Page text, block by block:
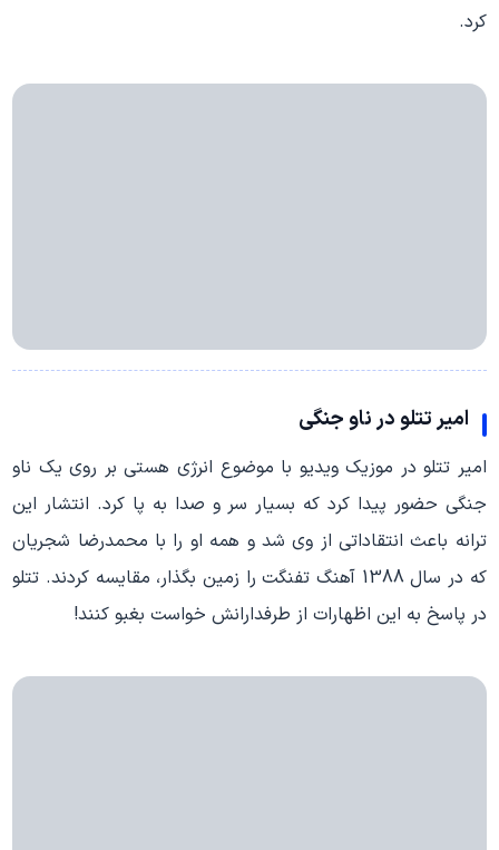
کرد.
امیر تتلو در ناو جنگی
امیر تتلو در موزیک ویدیو با موضوع انرژی هستی بر روی یک ناو
جنگی حضور پیدا کرد که بسیار سر و صدا به پا کرد. انتشار این
ترانه باعث انتقاداتی از وی شد و همه او را با محمدرضا شجریان
که در سال 1388 آهنگ تفنگت را زمین بگذار، مقایسه کردند. تتلو
در پاسخ به این اظهارات از طرفدارانش خواست بغبو کنند!